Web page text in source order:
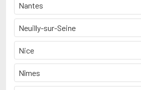
Nantes
Neuilly-sur-Seine
Nice
Nîmes